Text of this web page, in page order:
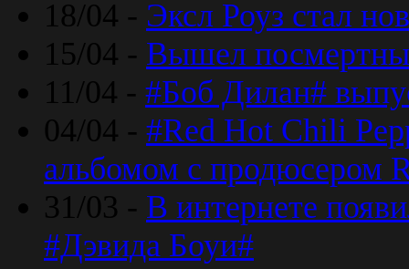
18/04 - Эксл Роуз стал
15/04 - Вышел
11/04 - #Боб Дилан#
04/04 - #Red Hot Chili
альбомом с продюсером
31/03 - В интернете
#Дэвида Боуи#